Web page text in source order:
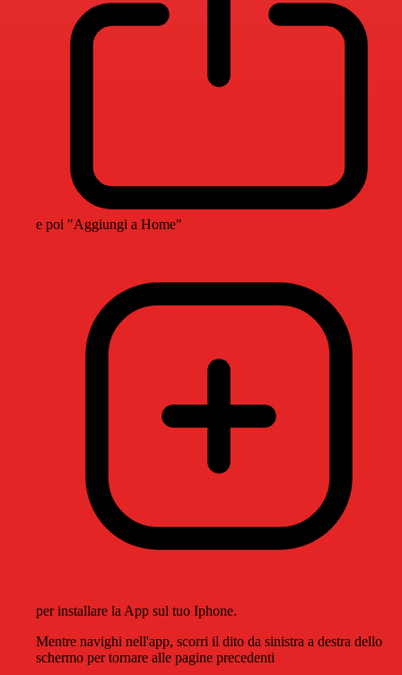
e poi "Aggiungi a Home"
per installare la App sul tuo Iphone.
Mentre navighi nell'app, scorri il dito da sinistra a destra dello
schermo per tornare alle pagine precedenti